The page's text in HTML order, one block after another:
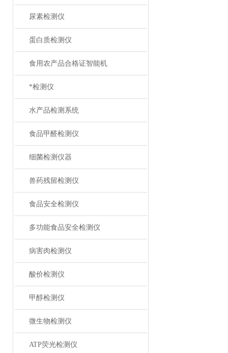
尿素检测仪
蛋白质检测仪
食用农产品合格证智能机
*检测仪
水产品检测系统
食品甲醛检测仪
细菌检测仪器
兽药残留检测仪
食品安全检测仪
多功能食品安全检测仪
病害肉检测仪
酸价检测仪
甲醇检测仪
微生物检测仪
ATP荧光检测仪